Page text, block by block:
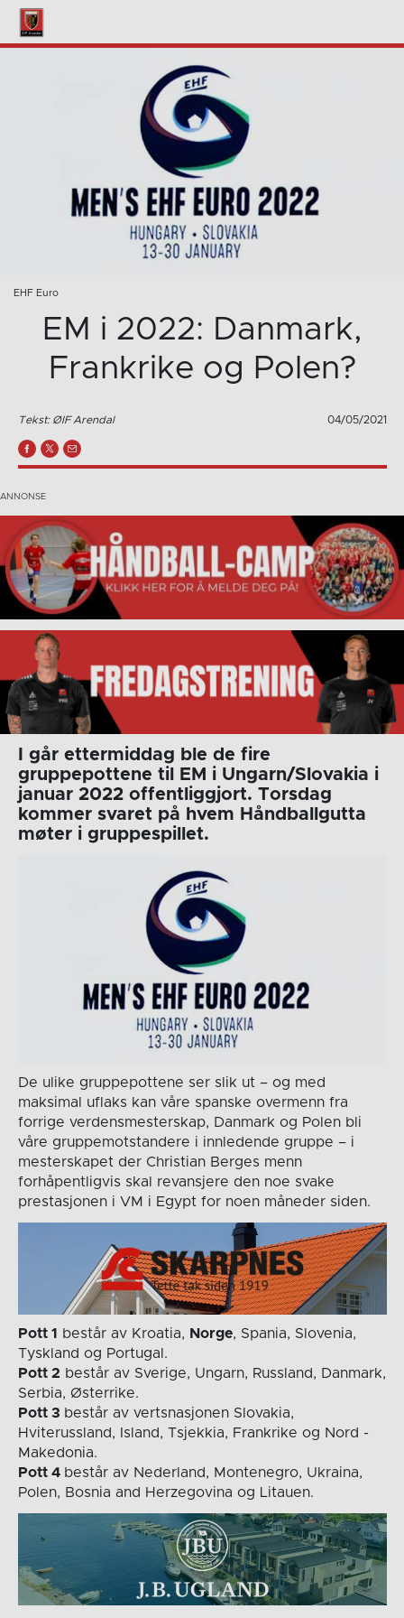
EHF Euro
EM i 2022: Danmark,
Frankrike og Polen?
Tekst: ØIF Arendal 04/05/2021
I går ettermiddag ble de fire
gruppepottene til EM i Ungarn/Slovakia i
januar 2022 offentliggjort. Torsdag
kommer svaret på hvem Håndballgutta
møter i gruppespillet.
De ulike gruppepottene ser slik ut – og med
maksimal uflaks kan våre spanske overmenn fra
forrige verdensmesterskap, Danmark og Polen bli
våre gruppemotstandere i innledende gruppe – i
mesterskapet der Christian Berges menn
forhåpentligvis skal revansjere den noe svake
prestasjonen i VM i Egypt for noen måneder siden.
Pott 1 består av Kroatia, Norge, Spania, Slovenia,
Tyskland og Portugal.
Pott 2 består av Sverige, Ungarn, Russland, Danmark,
Serbia, Østerrike.
Pott 3 består av vertsnasjonen Slovakia,
Hviterussland, Island, Tsjekkia, Frankrike og Nord -
Makedonia.
Pott 4 består av Nederland, Montenegro, Ukraina,
Polen, Bosnia and Herzegovina og Litauen.